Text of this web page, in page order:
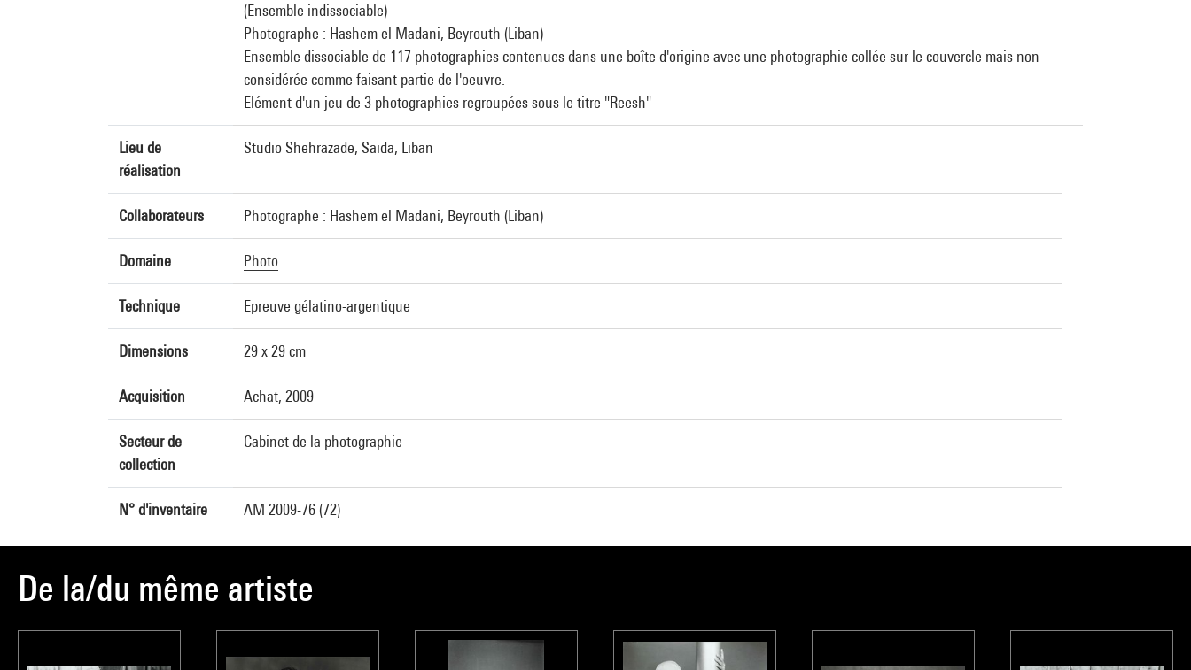
(Ensemble indissociable)
Photographe : Hashem el Madani, Beyrouth (Liban)
Ensemble dissociable de 117 photographies contenues dans une boîte d'origine avec une photographie collée sur le couvercle mais non
considérée comme faisant partie de l'oeuvre.
Elément d'un jeu de 3 photographies regroupées sous le titre "Reesh"
Lieu de
réalisation
Studio Shehrazade, Saida, Liban
Collaborateurs Photographe : Hashem el Madani, Beyrouth (Liban)
Domaine Photo
Technique Epreuve gélatino-argentique
Dimensions 29 x 29 cm
Acquisition Achat, 2009
Secteur de
collection
Cabinet de la photographie
N° d'inventaire AM 2009-76 (72)
De la/du même artiste